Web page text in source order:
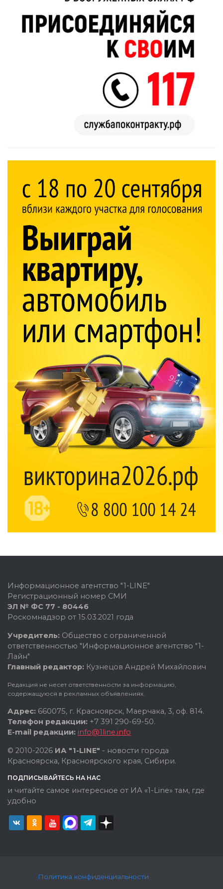
Информационное агентство "1-LINE"
Регистрационный номер СМИ
ЭЛ № ФС 77 - 80446
Роскомнадзор от 15.03.2021 года
Учредитель: Общество с ограниченной
ответственностью "Информационное агентство "1-
Лайн"
Главный редактор: Кузнецов Андрей Михайлович
Редакция не несет ответственности за информацию,
содержащуюся в рекламных объявлениях.
Адрес: 660075, г. Красноярск, Маерчака, 3, оф. 814.
Телефон редакции: +7 391 290-69-50.
E-mail редакции: info@1line.info
© 2010-2026 ИА "1-LINE" - новости города
Красноярска, Красноярского края, Сибири.
ПОДПИСЫВАЙТЕСЬ НА НАС
и читайте самое интересное от ИА «1-Line» там, где
удобно
Политика конфиденциальности